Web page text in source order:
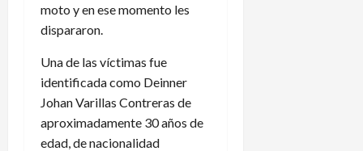
moto y en ese momento les
dispararon.
Una de las víctimas fue
identificada como Deinner
Johan Varillas Contreras de
aproximadamente 30 años de
edad, de nacionalidad